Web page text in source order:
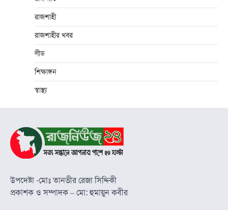
রাজশাহী
রাজশাহীর খবর
লীড
শিক্ষাঙ্গন
স্বাস্থ্য
উপদেষ্টা -মোঃ তানভীর রেজা সিদ্দিকী
প্রকাশক ও সম্পাদক – মো: হুমায়ুন কবীর